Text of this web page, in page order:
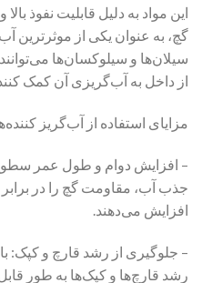
این مواد به دلیل قابلیت نفوذ
گچ، به عنوان یکی از موثرترین
سیلان‌ها و سیلوکسان‌ها
از داخل به آب‌گریزی آن کمک
مزایای استفاده از آب‌گریز
– افزایش دوام و طول عمر
جذب آب، مقاومت گچ را در
افزایش می‌دهند.
– جلوگیری از رشد قارچ و
رشد قارچ‌ها و کپک‌ها به طور